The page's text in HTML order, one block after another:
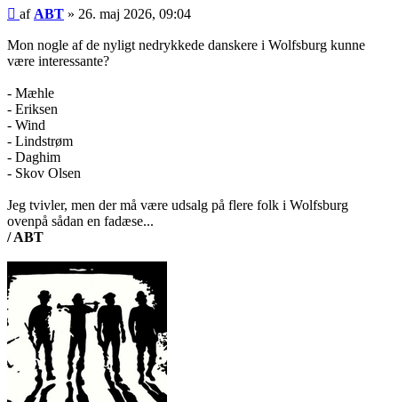
Indlæg
af ABT » 26. maj 2026, 09:04
Mon nogle af de nyligt nedrykkede danskere i Wolfsburg kunne
være interessante?
- Mæhle
- Eriksen
- Wind
- Lindstrøm
- Daghim
- Skov Olsen
Jeg tvivler, men der må være udsalg på flere folk i Wolfsburg
ovenpå sådan en fadæse...
/ ABT